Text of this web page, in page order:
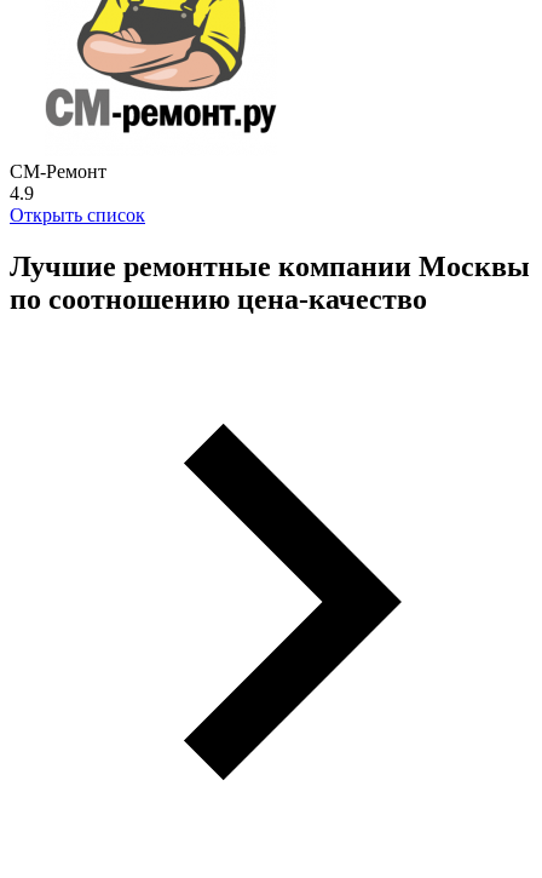
СМ-Ремонт
4.9
Открыть список
Лучшие ремонтные компании Москвы
по соотношению цена-качество